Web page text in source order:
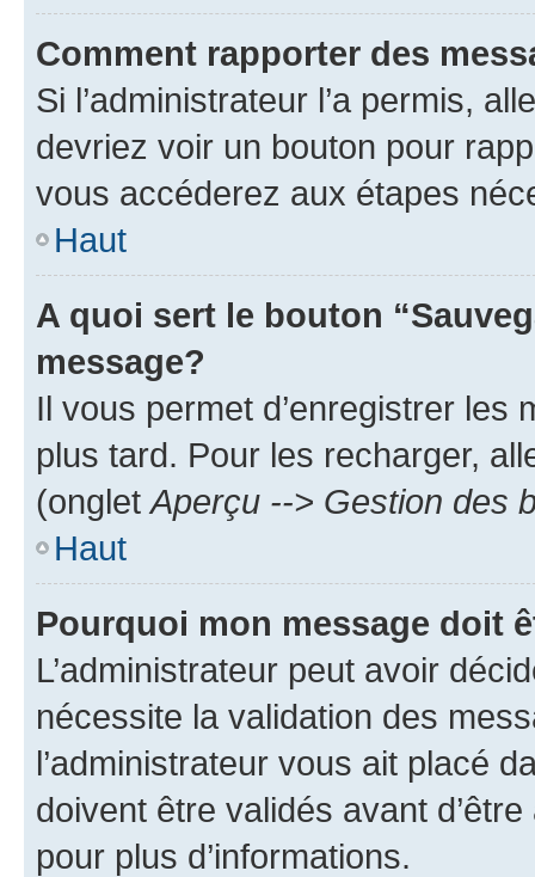
Comment rapporter des
Si l’administrateur l’a permis,
devriez voir un bouton pour
vous accéderez aux étapes
Haut
A quoi sert le bouton
message?
Il vous permet d’enregistrer
plus tard. Pour les recharger,
(onglet Aperçu --> Gestion des
Haut
Pourquoi mon message doit
L’administrateur peut avoir
nécessite la validation des
l’administrateur vous ait placé
doivent être validés avant
pour plus d’informations.